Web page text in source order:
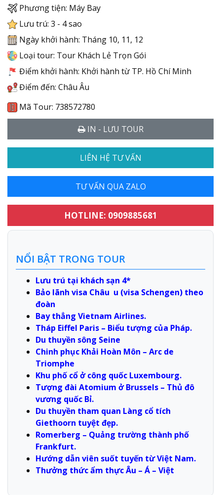
Phương tiện: Máy Bay
Lưu trú: 3 - 4 sao
Ngày khởi hành: Tháng 10, 11, 12
Loại tour: Tour Khách Lẻ Trọn Gói
Điểm khởi hành: Khởi hành từ TP. Hồ Chí Minh
Điểm đến: Châu Âu
Mã Tour: 738572780
IN - LƯU TOUR
LIÊN HỆ TƯ VẤN
TƯ VẤN QUA ZALO
HOTLINE: 0909885681
NỔI BẬT TRONG TOUR
Lưu trú tại khách sạn 4*
Bảo lãnh visa Châu u (visa Schengen) theo
đoàn
Bay thẳng Vietnam Airlines.
Tháp Eiffel Paris – Biểu tượng của Pháp.
Du thuyền sông Seine
Chinh phục Khải Hoàn Môn – Arc de
Triomphe
Khu phố cổ ở công quốc Luxembourg.
Tượng đài Atomium ở Brussels – Thủ đô
vương quốc Bỉ.
Du thuyền tham quan Làng cổ tích
Giethoorn tuyệt đẹp.
Romerberg – Quảng trường thành phố
Frankfurt.
Hướng dẫn viên suốt tuyến từ Việt Nam.
Thưởng thức ẩm thực Âu – Á – Việt